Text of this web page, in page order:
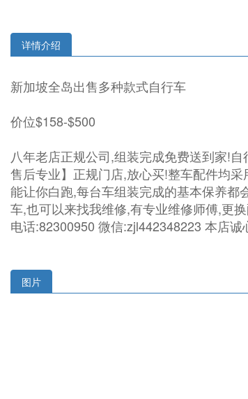
详情介绍
新加坡全岛出售多种款式自行车
价位$158-$500
八年老店正规公司,组装完成免费送到家!
售后专业】正规门店,放心买!整车配件均
能让你白跑,每台车组装完成的基本保养
车,也可以来找我维修,有专业维修师傅,更
电话:82300950 微信:zjl442348223 本店
图片